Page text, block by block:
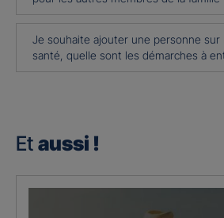
Je souhaite ajouter une personne sur
santé, quelle sont les démarches à
Et aussi !